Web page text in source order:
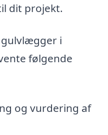
dit projekt.
i
følgende
og vurdering af